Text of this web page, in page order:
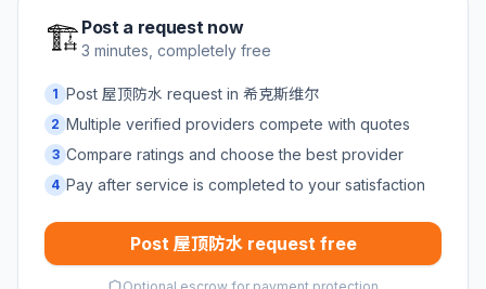
🏗️ Post a request now
3 minutes, completely free
1 Post 屋顶防水 request in 希克斯维尔
2 Multiple verified providers compete with quotes
3 Compare ratings and choose the best provider
4 Pay after service is completed to your satisfaction
Post 屋顶防水 request free